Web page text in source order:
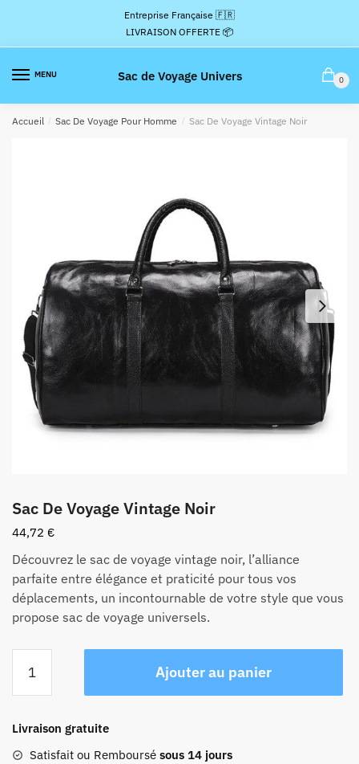
la
navigation
contenu
Entreprise Française 🇫🇷
LIVRAISON OFFERTE 📦
MENU Sac de Voyage Univers 0
Accueil / Sac De Voyage Pour Homme / Sac De Voyage Vintage Noir
Sac De Voyage Vintage Noir
44,72 €
Découvrez le sac de voyage vintage noir, l’alliance
parfaite entre élégance et praticité pour tous vos
déplacements, un incontournable de votre style que vous
propose sac de voyage universels.
Sac
Voyage
Vintage
Ajouter au panier
Livraison gratuite
Satisfait ou Remboursé sous 14 jours